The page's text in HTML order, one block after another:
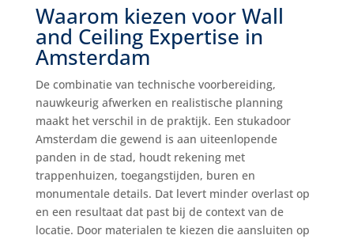
Waarom kiezen voor Wall
and Ceiling Expertise in
Amsterdam
De combinatie van technische voorbereiding,
nauwkeurig afwerken en realistische planning
maakt het verschil in de praktijk. Een stukadoor
Amsterdam die gewend is aan uiteenlopende
panden in de stad, houdt rekening met
trappenhuizen, toegangstijden, buren en
monumentale details. Dat levert minder overlast op
en een resultaat dat past bij de context van de
locatie. Door materialen te kiezen die aansluiten op